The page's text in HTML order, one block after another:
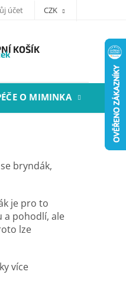
účet CZK
KOŠÍK
O MIMINKA
bryndák,
je pro to
a pohodlí, ale
lze
více